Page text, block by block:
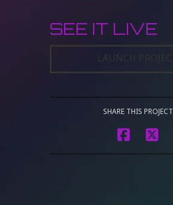
SEE IT LIVE
SHARE THIS PROJECT